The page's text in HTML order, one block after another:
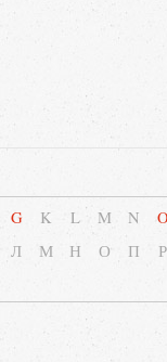
G K L M N
Л М Н О П Р